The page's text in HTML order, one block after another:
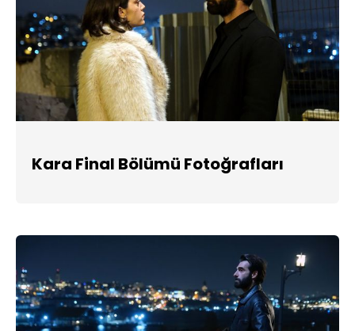
Kara Final Bölümü Fotoğrafları